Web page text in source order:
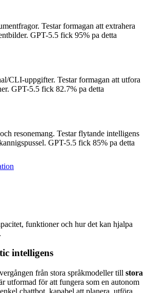
. Testar formagan att extrahera
GPT-5.5 fick 95% pa detta
CLI-uppgifter. Testar formagan att utfora
GPT-5.5 fick 82.7% pa detta
resonemang. Testar flytande intelligens
GPT-5.5 fick 85% pa detta
funktioner och hur det kan hjalpa
intelligens
från stora språkmodeller till stora
utformad för att fungera som en autonom
chattbot, kapabel att planera, utföra